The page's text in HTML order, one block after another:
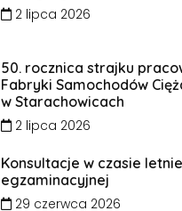
2 lipca 2026
50. rocznica strajku
Fabryki Samochodów
w Starachowicach
2 lipca 2026
Konsultacje w czasie
egzaminacyjnej
29 czerwca 2026